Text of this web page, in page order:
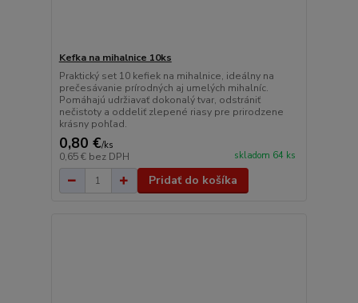
Kefka na mihalnice 10ks
Praktický set 10 kefiek na mihalnice, ideálny na
prečesávanie prírodných aj umelých mihalníc.
Pomáhajú udržiavať dokonalý tvar, odstrániť
nečistoty a oddeliť zlepené riasy pre prirodzene
krásny pohľad.
0,80 €/ks
0,65 € bez DPH skladom 64 ks
Pridať do košíka